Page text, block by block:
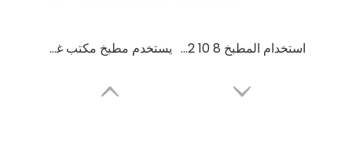
يستخدم مطبخ مكتب غرفة النوم مروحة سقف منخفضة الضوضاء بسعر جيد استخدام المطبخ 8 10 12 14 16 بوصة مروحة عادم عالية السرعة مثبتة على الحائط